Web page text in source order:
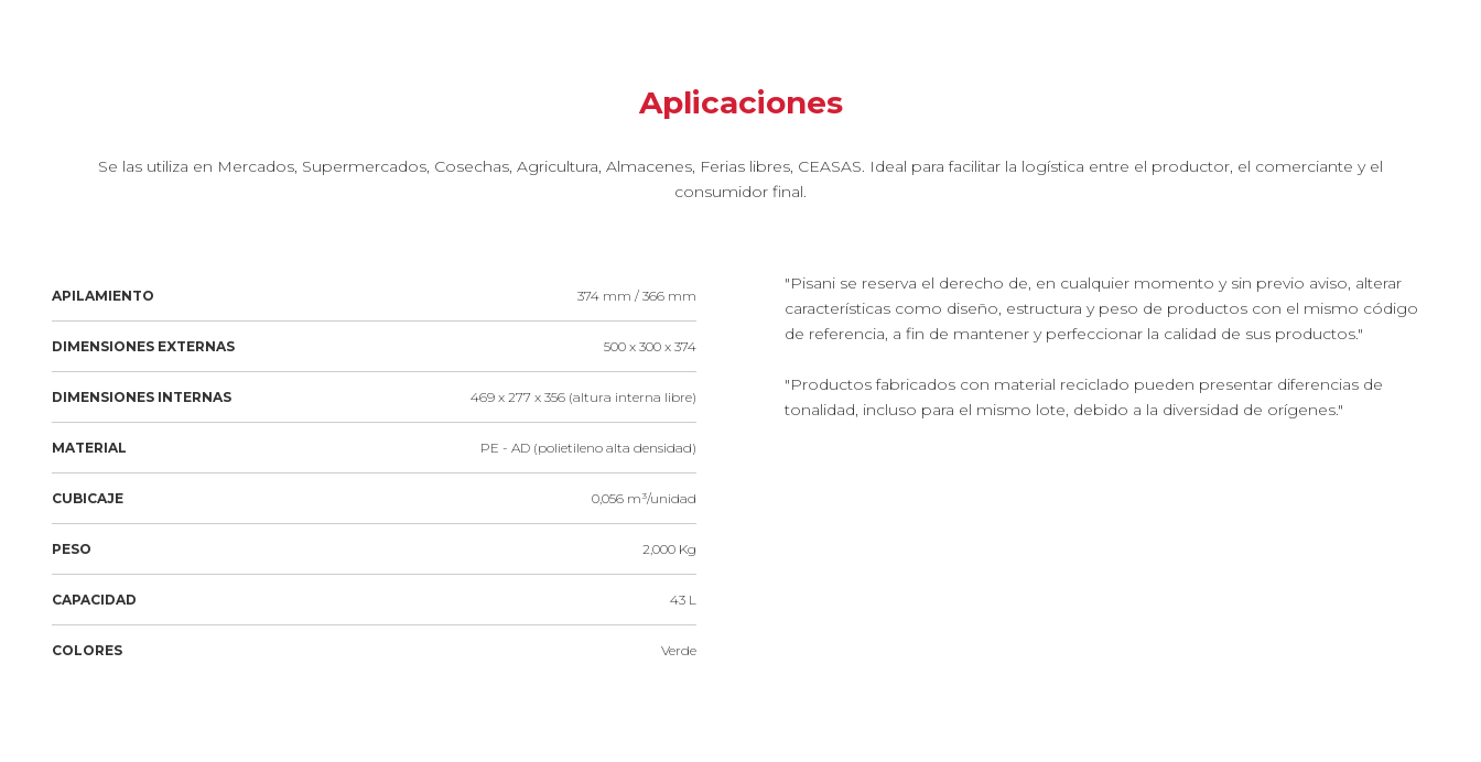
Aplicaciones
Se las utiliza en Mercados, Supermercados, Cosechas, Agricultura, Almacenes, Ferias libres, CEASAS. Ideal para facilitar la logística entre el productor, el comerciante y el
consumidor final.
APILAMIENTO 374 mm / 366 mm
DIMENSIONES EXTERNAS 500 x 300 x 374
DIMENSIONES INTERNAS 469 x 277 x 356 (altura interna libre)
MATERIAL PE - AD (polietileno alta densidad)
CUBICAJE 0,056 m³/unidad
PESO 2,000 Kg
CAPACIDAD 43 L
COLORES Verde
"Pisani se reserva el derecho de, en cualquier momento y sin previo aviso, alterar
características como diseño, estructura y peso de productos con el mismo código
de referencia, a fin de mantener y perfeccionar la calidad de sus productos."
"Productos fabricados con material reciclado pueden presentar diferencias de
tonalidad, incluso para el mismo lote, debido a la diversidad de orígenes."